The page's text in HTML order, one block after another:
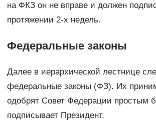
на ФКЗ он не вправе и должен
протяжении 2-х недель.
Федеральные законы
Далее в иерархической лестнице
федеральные законы (ФЗ). Их
одобрят Совет Федерации простым
подписывает Президент.